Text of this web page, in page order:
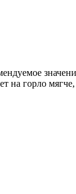
на горло